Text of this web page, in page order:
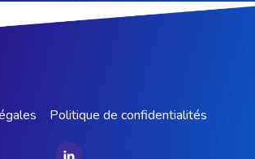
Politique de confidentialités​